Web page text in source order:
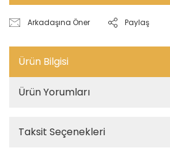
Arkadaşına Öner Paylaş
Ürün Bilgisi
Ürün Yorumları
Taksit Seçenekleri